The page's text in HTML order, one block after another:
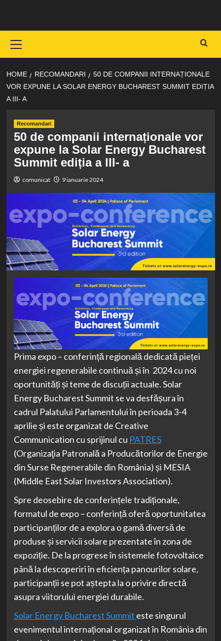
content
Menu
HOME RECOMANDARI
50 DE COMPANII INTERNAȚIONALE
VOR EXPUNE LA SOLAR ENERGY BUCHAREST SUMMIT EDIȚIA
A III- A
Recomandari
50 de companii internaționale vor
expune la Solar Energy Bucharest
Summit ediția a III- a
comunicat 9 ianuarie 2024
Prima expo – conferință regională dedicată pieței
energiei regenerabile continuă și în 2024 cu noi
oportunități și teme de discuții actuale. Solar
Energy Bucharest Summit se va desfășura în
cadrul Palatului Parlamentului în perioada 3-4
aprilie și este organizat de Creative
Communication cu sprijinul cu PATRES
(Organizaţia Patronală a Producătorilor de Energie
din Surse Regenerabile din România) și MESIA
(Middle East Solar Investors Association).
Spre deosebire de conferințele tradiționale,
formatul de expo – conferință oferă oportunitatea
participanților de a explora o gamă diversă de
produse și servicii solare prezentate în zona de
expoziție. De la progrese în sistemele fotovoltaice
până la descoperiri în eficiența panourilor solare,
participanții se pot aștepta la o privire directă
asupra viitorului energiei durabile.
Solar Energy Bucharest Summit este singurul
evenimentul internațional organizat în România din